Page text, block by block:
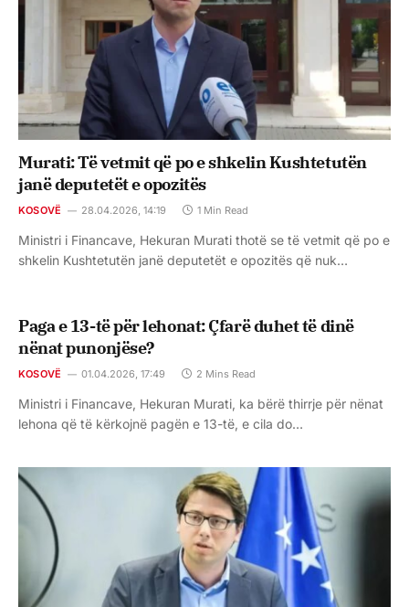
Murati: Të vetmit që po e shkelin Kushtetutën
janë deputetët e opozitës
KOSOVË 28.04.2026, 14:19 1 Min Read
Ministri i Financave, Hekuran Murati thotë se të vetmit që po e
shkelin Kushtetutën janë deputetët e opozitës që nuk…
Paga e 13-të për lehonat: Çfarë duhet të dinë
nënat punonjëse?
KOSOVË 01.04.2026, 17:49 2 Mins Read
Ministri i Financave, Hekuran Murati, ka bërë thirrje për nënat
lehona që të kërkojnë pagën e 13-të, e cila do…